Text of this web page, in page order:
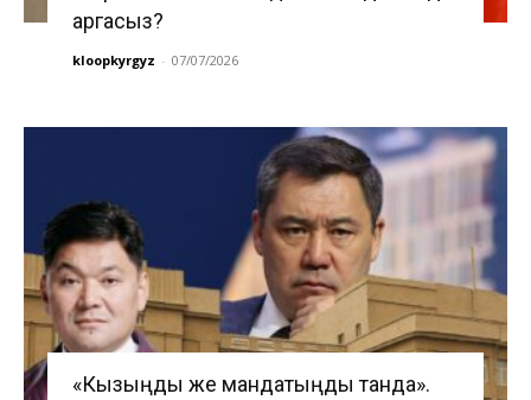
аргасыз?
kloopkyrgyz - 07/07/2026
«Кызыңды же мандатыңды танда».